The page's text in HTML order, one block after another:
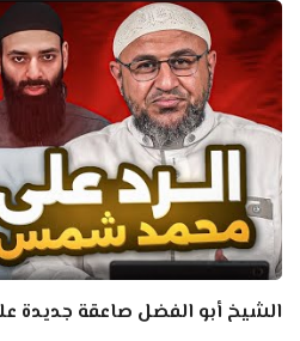
الشيخ أبو الفضل صاعقة